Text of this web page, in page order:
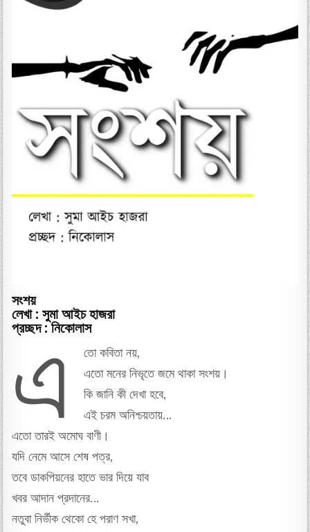
সংশয়
লেখা : সুমা আইচ হাজরা
প্রচ্ছদ : নিকোলাস
এ
তো কবিতা নয়,
এতো মনের নিভৃতে জমে থাকা সংশয়।
কি জানি কী দেখা হবে,
এই চরম অনিশ্চয়তায়…
এতো তারই অমোঘ বাণী।
যদি নেমে আসে শেষ পত্র,
তবে ডাকপিয়নের হাতে ভার দিয়ে যাব
খবর আদান প্রদানের…
নতুবা নির্ভীক থেকো হে পরাণ সখা,